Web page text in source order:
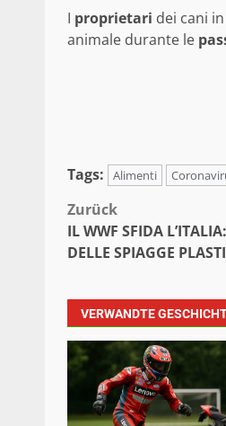
I proprietari dei cani
animale durante le
Tags: Alimenti
Zurück
IL WWF SFIDA
DELLE SPIAGGE
VERWANDTE